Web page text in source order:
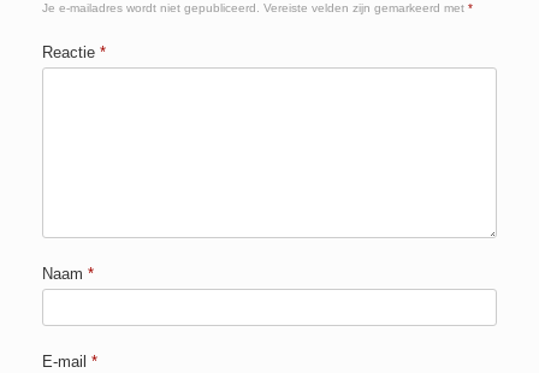
Je e-mailadres wordt niet gepubliceerd. Vereiste velden zijn gemarkeerd met *
Reactie *
Naam *
E-mail *